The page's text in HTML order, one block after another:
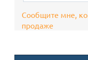
Сообщите мне,
продаже